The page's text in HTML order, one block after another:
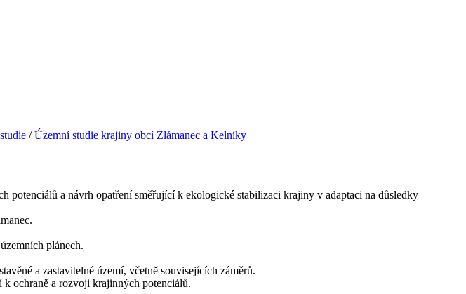
/Územní studie krajiny obcí Zlámanec a Kelníky
a návrh opatření směřující k ekologické stabilizaci krajiny v adaptaci na důsledky
plánech.
a zastavitelné území, včetně souvisejících záměrů.
ochraně a rozvoji krajinných potenciálů.